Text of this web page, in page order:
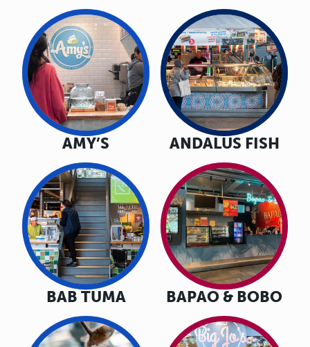
AMY’S ANDALUS FISH
BAB TUMA BAPAO & BOBO